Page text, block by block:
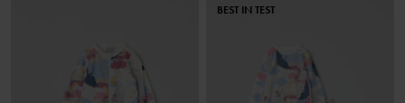
BEST IN TEST